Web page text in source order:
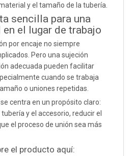
y el tamaño de la tubería.
sencilla para una
el lugar de trabajo
por encaje no siempre
Pero una sujeción
adecuada pueden facilitar
cuando se trabaja
o uniones repetidas.
se centra en un propósito claro:
y el accesorio, reducir el
el proceso de unión sea más
el producto aquí: